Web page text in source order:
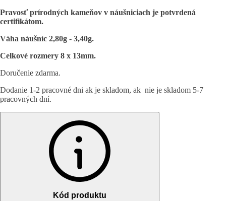
Pravosť prírodných kameňov v náušniciach je potvrdená
certifikátom.
Váha náušníc 2,80g - 3,40g.
Celkové rozmery 8 x 13mm.
Doručenie zdarma.
Dodanie 1-2 pracovné dni ak je skladom, ak nie je skladom 5-7
pracovných dní.
Kód produktu